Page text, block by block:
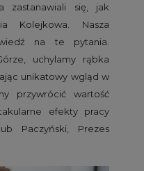
zastanawiali się, jak
Kolejkowa. Nasza
na te pytania.
uchylamy rąbka
unikatowy wgląd w
przywrócić wartość
efekty pracy
Paczyński, Prezes